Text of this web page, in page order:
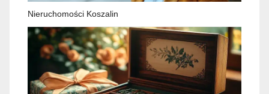
Nieruchomości Koszalin